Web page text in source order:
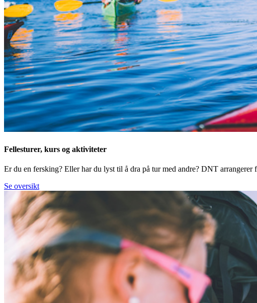
Fellesturer, kurs og aktiviteter
Er du en fersking? Eller har du lyst til å dra på tur med andre? DNT arrangerer
Se oversikt